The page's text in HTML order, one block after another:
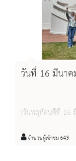
วันที่ 16 มีนาค
(วันพฤหัสบดีที่ 16
จำนวนผู้เข้าชม 643